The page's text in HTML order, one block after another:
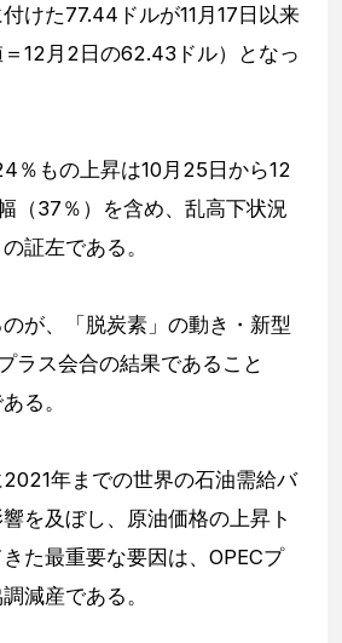
けた77.44ドルが11月17日以来
12月2日の62.43ドル）となっ
％もの上昇は10月25日から12
（37％）を含め、乱高下状況
証左である。
が、「脱炭素」の動き・新型
ラス会合の結果であること
る。
年までの世界の石油需給バ
を及ぼし、原油価格の上昇ト
た最重要な要因は、OPECプ
減産である。